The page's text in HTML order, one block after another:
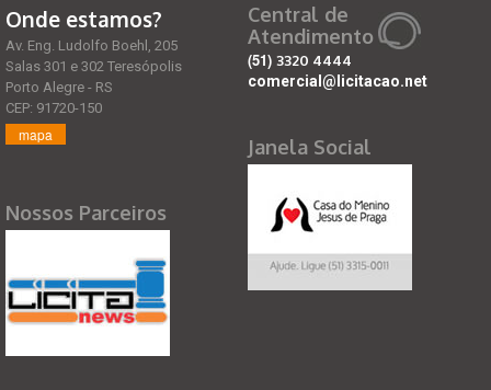
Onde estamos?
Av. Eng. Ludolfo Boehl, 205
Salas 301 e 302 Teresópolis
Porto Alegre - RS
CEP: 91720-150
mapa
Nossos Parceiros
Central de
Atendimento
(51) 3320 4444
comercial@licitacao.net
Janela Social